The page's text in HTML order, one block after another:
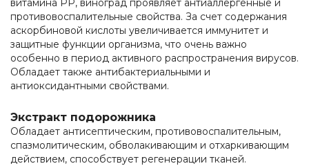
витамина РР, виноград проявляет антиаллергенные и
противовоспалительные свойства. За счет содержания
аскорбиновой кислоты увеличивается иммунитет и
защитные функции организма, что очень важно
особенно в период активного распространения вирусов.
Обладает также антибактериальными и
антиоксидантными свойствами.
Экстракт подорожника
Обладает антисептическим, противовоспалительным,
спазмолитическим, обволакивающим и отхаркивающим
действием, способствует регенерации тканей.